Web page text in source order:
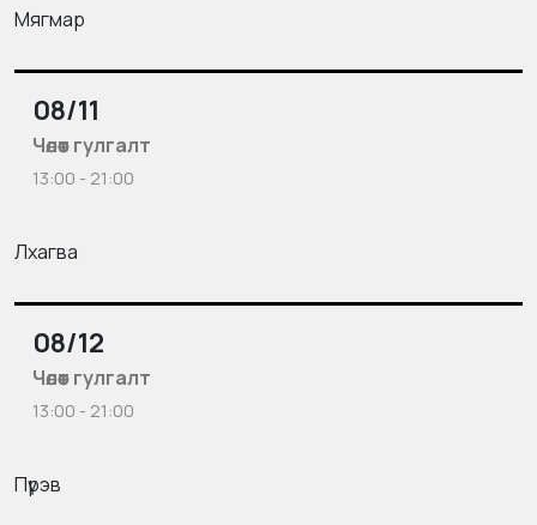
Мягмар
08/11
Чөлөөт гулгалт
13:00 - 21:00
Лхагва
08/12
Чөлөөт гулгалт
13:00 - 21:00
Пүрэв